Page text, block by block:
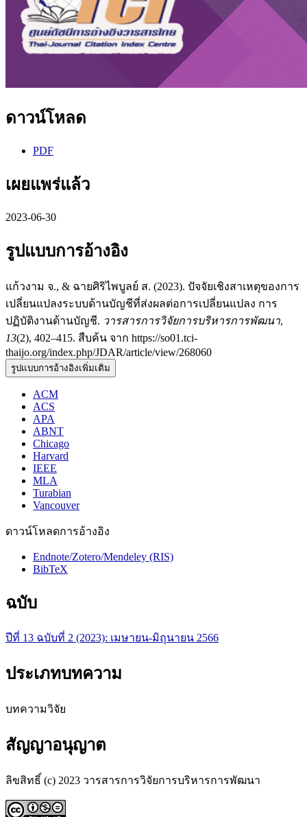
ดาวน์โหลด
PDF
เผยแพร่แล้ว
2023-06-30
รูปแบบการอ้างอิง
แก้วงาม จ., & ฉายศิริไพบูลย์ ส. (2023). ปัจจัยเชิงสาเหตุของการ
เปลี่ยนแปลงระบบด้านบัญชีที่ส่งผลต่อการเปลี่ยนแปลง การ
ปฏิบัติงานด้านบัญชี. วารสารการวิจัยการบริหารการพัฒนา,
13(2), 402–415. สืบค้น จาก https://so01.tci-
thaijo.org/index.php/JDAR/article/view/268060
รูปแบบการอ้างอิงเพิ่มเติม
ACM
ACS
APA
ABNT
Chicago
Harvard
IEEE
MLA
Turabian
Vancouver
ดาวน์โหลดการอ้างอิง
Endnote/Zotero/Mendeley (RIS)
BibTeX
ฉบับ
ปีที่ 13 ฉบับที่ 2 (2023): เมษายน-มิถุนายน 2566
ประเภทบทความ
บทความวิจัย
สัญญาอนุญาต
ลิขสิทธิ์ (c) 2023 วารสารการวิจัยการบริหารการพัฒนา